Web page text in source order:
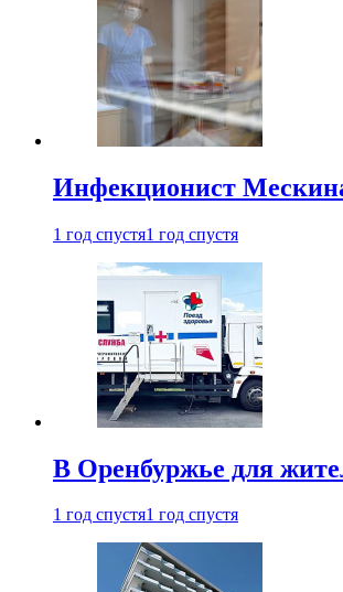
Инфекционист
1 год спустя1 год спустя
В Оренбуржье для
1 год спустя1 год спустя